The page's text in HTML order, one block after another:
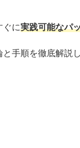
ぐに実践可能なパ
手順を徹底解説